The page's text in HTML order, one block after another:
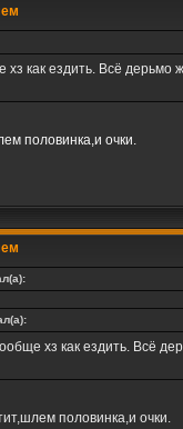
хз как ездить. Всё дерьмо
половинка,и очки.
хз как ездить. Всё
половинка,и очки.